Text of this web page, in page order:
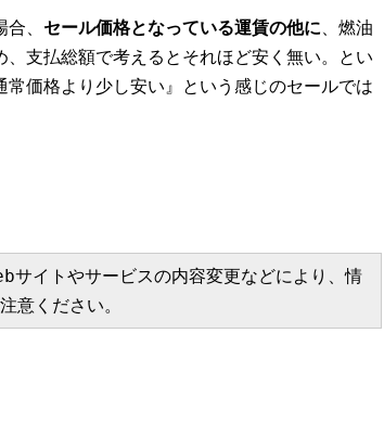
、 セール価格となっている運賃の他に 、燃油
支払総額で考えるとそれほど安く無い。とい
価格より少し安い』という感じのセールでは
サイトやサービスの内容変更などにより、情
意ください。